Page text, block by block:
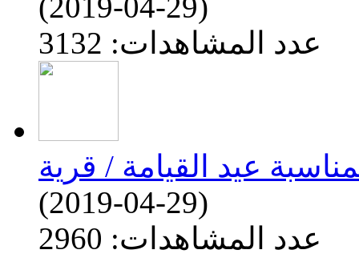
عدد المشاهدات: 3132
(2019-04-29)
عدد المشاهدات: 2960